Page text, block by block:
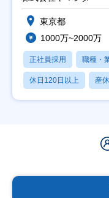
東京都
1000万~2000万
正社員採用 職種・
休日120日以上 産